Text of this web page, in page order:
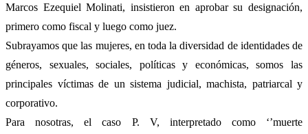
Marcos Ezequiel Molinati, insistieron en aprobar su designación,
primero como fiscal y luego como juez.
Subrayamos que las mujeres, en toda la diversidad de identidades de
géneros, sexuales, sociales, políticas y económicas, somos las
principales víctimas de un sistema judicial, machista, patriarcal y
corporativo.
Para nosotras, el caso P. V, interpretado como ‘’muerte